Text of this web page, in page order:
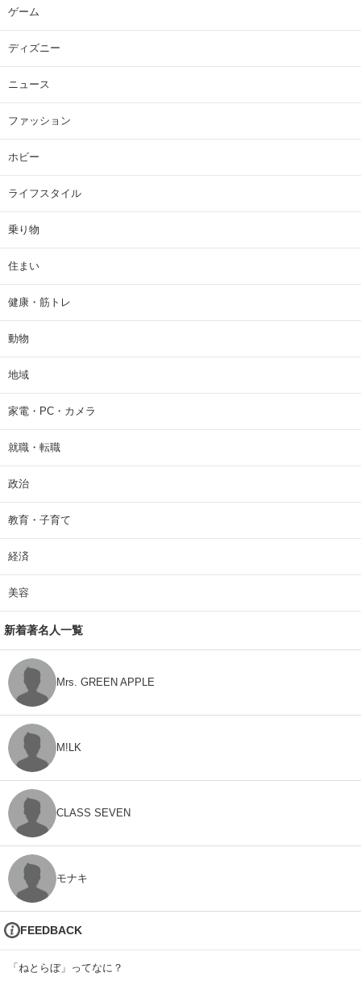
ゲーム
ディズニー
ニュース
ファッション
ホビー
ライフスタイル
乗り物
住まい
健康・筋トレ
動物
地域
家電・PC・カメラ
就職・転職
政治
教育・子育て
経済
美容
新着著名人一覧
Mrs. GREEN APPLE
M!LK
CLASS SEVEN
モナキ
FEEDBACK
「ねとらぼ」ってなに？